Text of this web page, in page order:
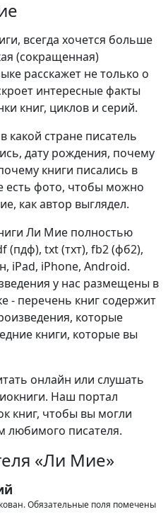
всегда хочется больше
(сокращенная)
расскажет не только о
интересные факты
книг, циклов и серий.
какой стране писатель
дату рождения, почему
книги писались в
есть фото, чтобы можно
как автор выглядел.
Ли Мие полностью
(пдф), txt (тхт), fb2 (фб2),
iPad, iPhone, Android.
у нас размещены в
- перечень книг содержит
которые
книги, которые вы
онлайн или слушать
Наш портал
книг, чтобы вы могли
любимого писателя.
«Ли Мие»
Обязательные поля помечены